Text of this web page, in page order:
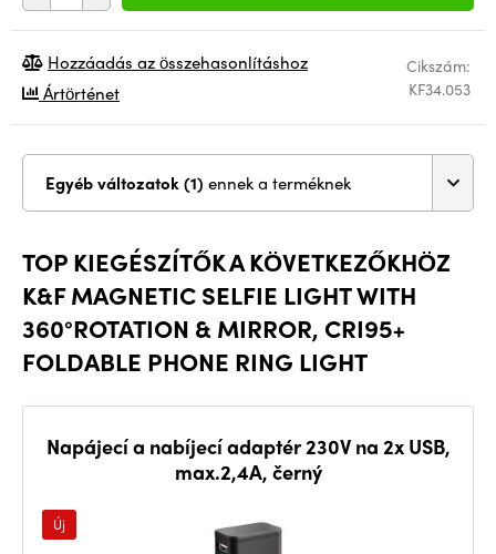
Cikszám:
KF34.053
Hozzáadás az összehasonlításhoz
Ártörténet
Egyéb változatok (1) ennek a terméknek
TOP KIEGÉSZÍTŐK A KÖVETKEZŐKHÖZ
K&F MAGNETIC SELFIE LIGHT WITH
360°ROTATION & MIRROR, CRI95+
FOLDABLE PHONE RING LIGHT
Napájecí a nabíjecí adaptér 230V na 2x USB,
max.2,4A, černý
Új